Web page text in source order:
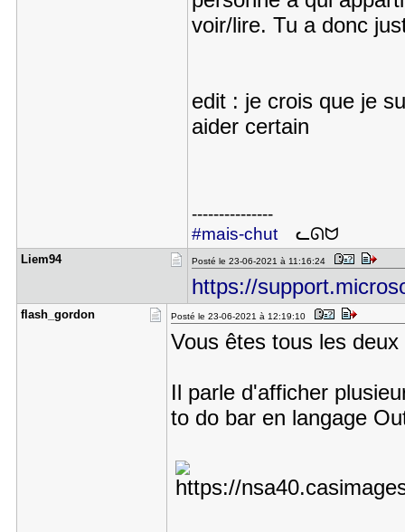
voir/lire. Tu a donc
edit : je crois que je
aider certain
---------------
#mais-chutᓚᘏᗢ
Liem94 Posté le 23-06-2021 à 11:16:24
https://
flash_gord​on Posté le 23-06-2021 à 12:19:10
Vous êtes tous les
Il parle d'afficher
to do bar en langage